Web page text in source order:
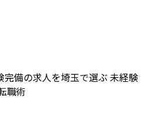
完備の求人を埼玉で選ぶ 未経験
職術